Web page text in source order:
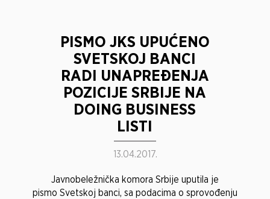
PISMO JKS UPUĆENO
SVETSKOJ BANCI
RADI UNAPREĐENJA
POZICIJE SRBIJE NA
DOING BUSINESS
LISTI
13.04.2017.
Javnobeležnička komora Srbije uputila je
pismo Svetskoj banci, sa podacima o sprovođenju